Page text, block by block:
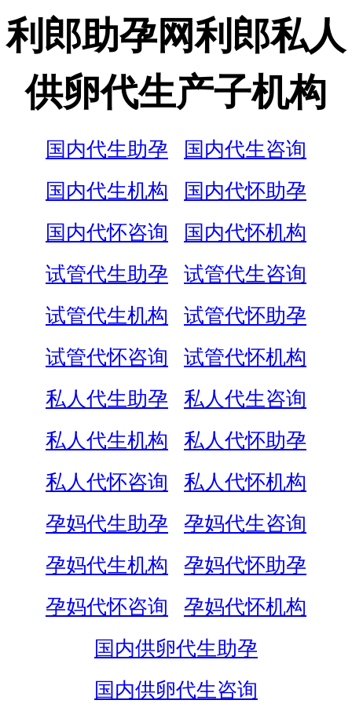
利郎助孕网利郎私人
供卵代生产子机构
国内代生助孕
国内代生咨询
国内代生机构
国内代怀助孕
国内代怀咨询
国内代怀机构
试管代生助孕
试管代生咨询
试管代生机构
试管代怀助孕
试管代怀咨询
试管代怀机构
私人代生助孕
私人代生咨询
私人代生机构
私人代怀助孕
私人代怀咨询
私人代怀机构
孕妈代生助孕
孕妈代生咨询
孕妈代生机构
孕妈代怀助孕
孕妈代怀咨询
孕妈代怀机构
国内供卵代生助孕
国内供卵代生咨询